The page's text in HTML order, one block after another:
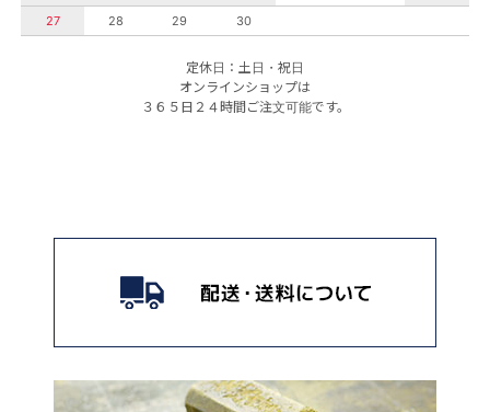
27
28 29 30
定休日：土日・祝日
オンラインショップは
３６５日２４時間ご注文可能です。